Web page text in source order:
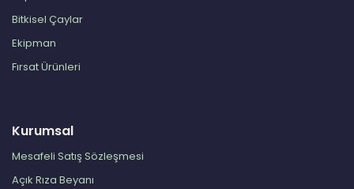
Bitkisel Çaylar
Ekipman
Fırsat Ürünleri
Kurumsal
Mesafeli Satış Sözleşmesi
Açık Rıza Beyanı